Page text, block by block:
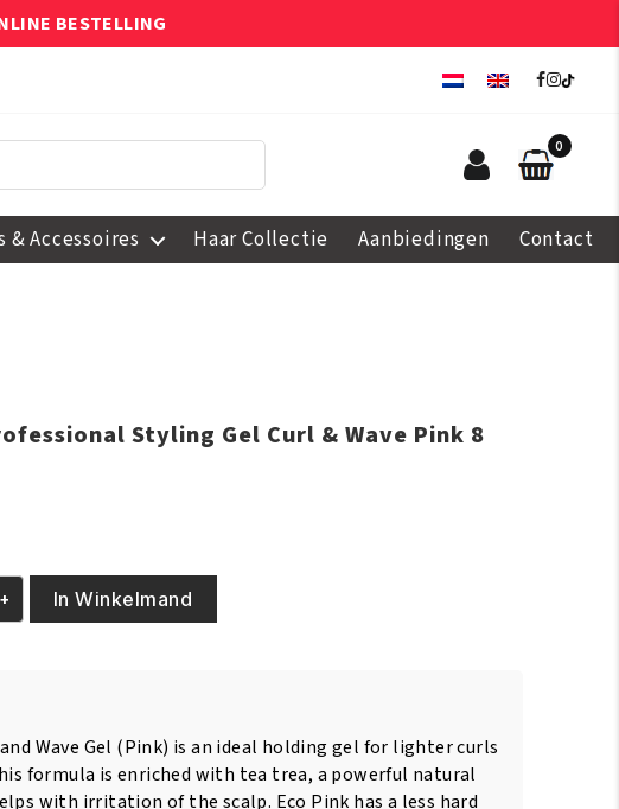
BESTELLING
0
& Accessoires Haar Collectie Aanbiedingen Contact
Styling Gel Curl & Wave Pink 8
+ In Winkelmand
Wave Gel (Pink) is an ideal holding gel for lighter curls
formula is enriched with tea trea, a powerful natural
with irritation of the scalp. Eco Pink has a less hard